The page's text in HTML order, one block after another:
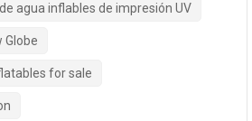
agua inflables de impresión UV
Globe
for sale